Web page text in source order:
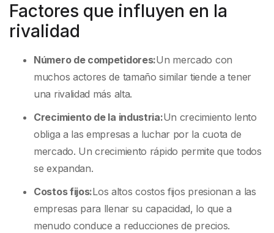
Factores que influyen en la
rivalidad
Número de competidores:Un mercado con
muchos actores de tamaño similar tiende a tener
una rivalidad más alta.
Crecimiento de la industria:Un crecimiento lento
obliga a las empresas a luchar por la cuota de
mercado. Un crecimiento rápido permite que todos
se expandan.
Costos fijos:Los altos costos fijos presionan a las
empresas para llenar su capacidad, lo que a
menudo conduce a reducciones de precios.